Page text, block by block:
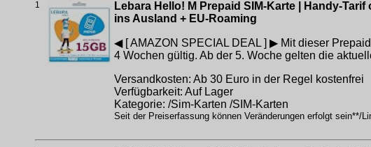
1
Lebara Hello! M Prepaid SIM-Karte | Handy-
ins Ausland + EU-Roaming
◀ [ AMAZON SPECIAL DEAL ] ▶ Mit dieser
4 Wochen gültig. Ab der 5. Woche gelten die
Versandkosten: Ab 30 Euro in der Regel kostenfrei
Verfügbarkeit: Auf Lager
Kategorie: /Sim-Karten /SIM-Karten
Seit der Preiserfassung können Veränderungen erfolgt sein**/